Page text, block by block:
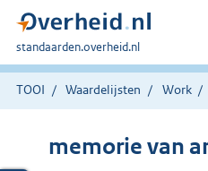
U
bent
hier:
standaarden.overheid.nl
TOOI Waardelijsten Work
memorie van